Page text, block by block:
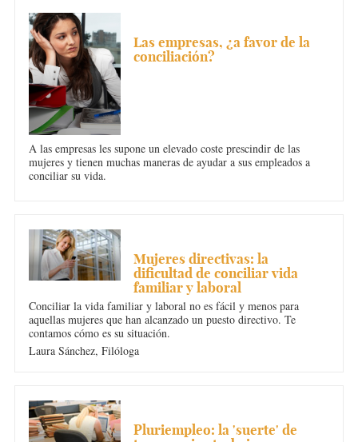
Las empresas, ¿a favor de la
conciliación?
A las empresas les supone un elevado coste prescindir de las
mujeres y tienen muchas maneras de ayudar a sus empleados a
conciliar su vida.
Mujeres directivas: la
dificultad de conciliar vida
familiar y laboral
Conciliar la vida familiar y laboral no es fácil y menos para
aquellas mujeres que han alcanzado un puesto directivo. Te
contamos cómo es su situación.
Laura Sánchez,Filóloga
Pluriempleo: la 'suerte' de